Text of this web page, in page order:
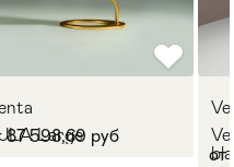
Large
87 598,69 руб
от